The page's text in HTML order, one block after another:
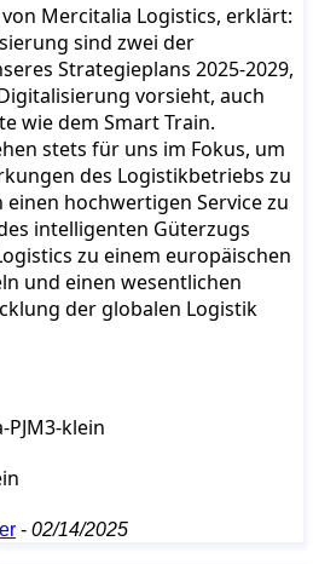
von Mercitalia Logistics, erklärt:
sind zwei der
Strategieplans 2025-2029,
vorsieht, auch
wie dem Smart Train.
stets für uns im Fokus, um
des Logistikbetriebs zu
hochwertigen Service zu
intelligenten Güterzugs
zu einem europäischen
und einen wesentlichen
der globalen Logistik
- 02/14/2025